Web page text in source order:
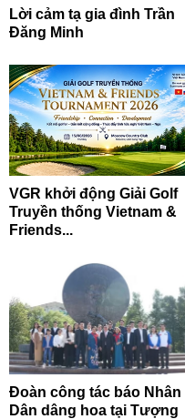
Lời cảm tạ gia đình Trần
Đăng Minh
VGR khởi động Giải Golf
Truyền thống Vietnam &
Friends...
Đoàn công tác báo Nhân
Dân dâng hoa tại Tượng